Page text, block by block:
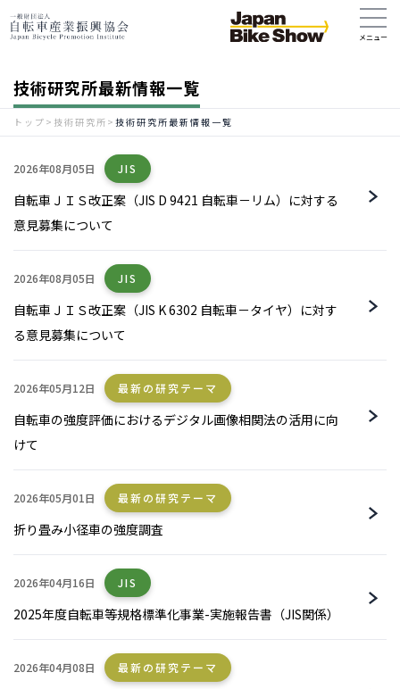
技術研究所最新情報一覧
トップ > 技術研究所 > 技術研究所最新情報一覧
2026年08月05日 JIS
自転車ＪＩＳ改正案（JIS D 9421 自転車－リム）に対する
意見募集について
2026年08月05日 JIS
自転車ＪＩＳ改正案（JIS K 6302 自転車－タイヤ）に対す
る意見募集について
2026年05月12日 最新の研究テーマ
自転車の強度評価におけるデジタル画像相関法の活用に向
けて
2026年05月01日 最新の研究テーマ
折り畳み小径車の強度調査
2026年04月16日 JIS
2025年度自転車等規格標準化事業-実施報告書（JIS関係）
2026年04月08日 最新の研究テーマ